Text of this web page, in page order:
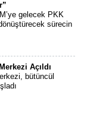
gelecek PKK
sürecin
Açıldı
bütüncül